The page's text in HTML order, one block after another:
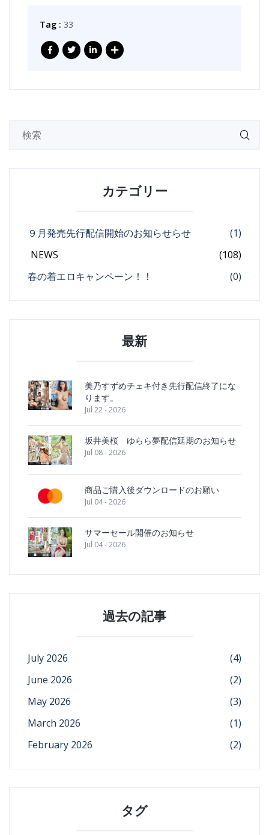
Tag : 33
カテゴリー
９月発売先行配信開始のお知らせらせ
(1)
NEWS
(108)
春の着エロキャンペーン！！
(0)
最新
美乃すずめチェキ付き先行配信終了にな
ります。
Jul 22 - 2026
坂井美桜 ゆらら夢配信延期のお知らせ
Jul 08 - 2026
商品ご購入後ダウンロードのお願い
Jul 04 - 2026
サマーセール開催のお知らせ
Jul 04 - 2026
過去の記事
July 2026
(4)
June 2026
(2)
May 2026
(3)
March 2026
(1)
February 2026
(2)
タグ